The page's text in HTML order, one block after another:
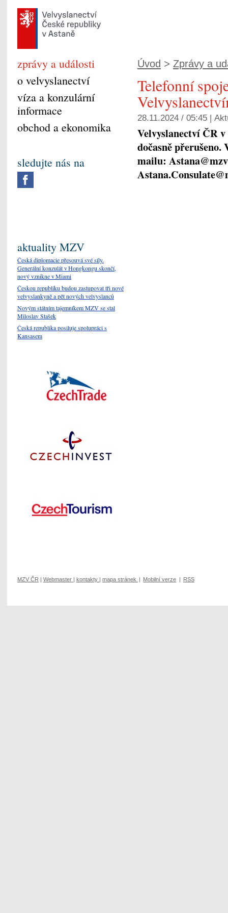
Úvod > Zprávy a
Telefonní
28.11.2024 / 05:45 |
Velvyslanectví ČR
dočasně
mailu:
zprávy a události
o velvyslanectví
víza a konzulární
informace
obchod a ekonomika
sledujte nás na
aktuality MZV
Česká diplomacie přesouvá své síly.
Generální konzulát v Hongkongu skončí,
nový vznikne v Miami
Českou republiku budou zastupovat tři nové
velvyslankyně a pět nových velvyslanců
Novým státním tajemníkem MZV se stal
Miloslav Stašek
Česká republika posiluje spolupráci s
Kansasem
MZV ČR | Webmaster | kontakty | mapa stránek | Mobilní verze | RSS